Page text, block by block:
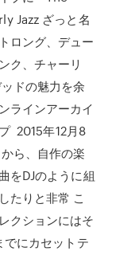
Jazz ざっと名
ロング、デュー
ク、チャーリ
ドの魅力を余
ラインアーカイ
2015年12月8
ら、自作の楽
をDJのように組
たりと非常 こ
クションにはそ
にカセットテ